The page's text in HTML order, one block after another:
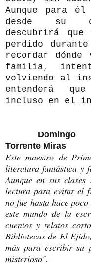
Aunque para él
desde su
descubrirá
perdido
recordar
familia,
volviendo al
entenderá
incluso en el
Domingo
Torrente Miras
Este maestro de
literatura fantástica y
Aunque en sus
lectura para evitar el
no fue hasta hace
este mundo de la
cuentos y relatos
Bibliotecas de El
más para escribir su
misterioso".